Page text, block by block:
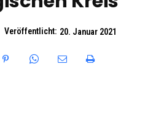
Veröffentlicht: 20. Januar 2021